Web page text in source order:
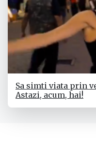
Sa simti viata prin
Astazi, acum, hai!